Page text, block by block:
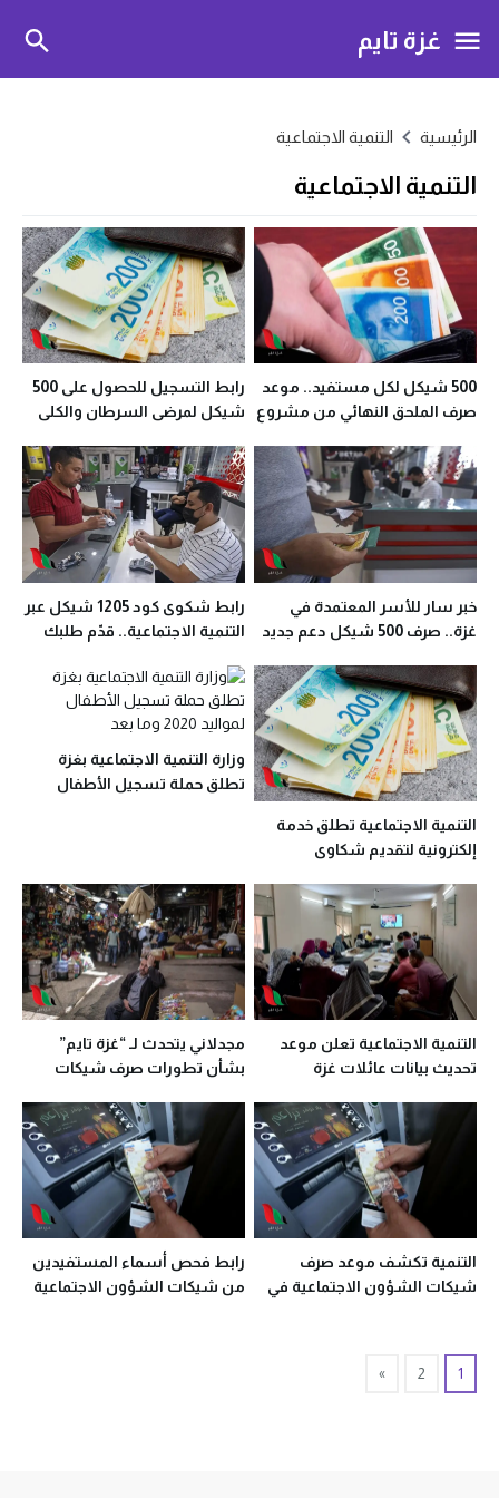
غزة تايم
الرئيسية التنمية الاجتماعية
التنمية الاجتماعية
500 شيكل لكل مستفيد.. موعد
صرف الملحق النهائي من مشروع
رابط التسجيل للحصول على 500
شيكل لمرضى السرطان والكلى
خبر سار للأسر المعتمدة في
غزة.. صرف 500 شيكل دعم جديد
رابط شكوى كود 1205 شيكل عبر
التنمية الاجتماعية.. قدّم طلبك
التنمية الاجتماعية تطلق خدمة
إلكترونية لتقديم شكاوى
وزارة التنمية الاجتماعية بغزة
تطلق حملة تسجيل الأطفال
التنمية الاجتماعية تعلن موعد
تحديث بيانات عائلات غزة
مجدلاني يتحدث لـ “غزة تايم”
بشأن تطورات صرف شيكات
التنمية تكشف موعد صرف
شيكات الشؤون الاجتماعية في
رابط فحص أسماء المستفيدين
من شيكات الشؤون الاجتماعية
1
2
»